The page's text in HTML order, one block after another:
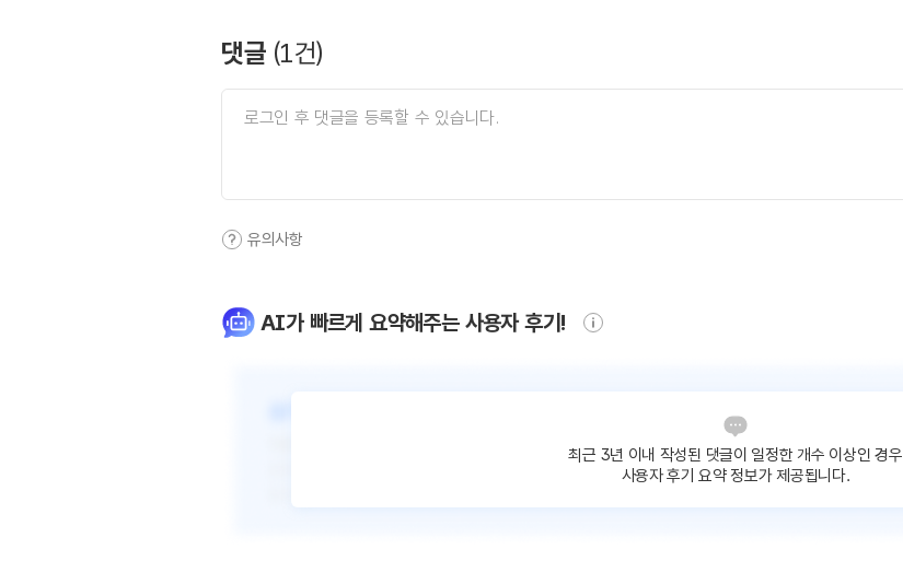
댓글 (1건)
유의사항
AI가 빠르게 요약해주는 사용자 후기!
최근 3년 이내 작성된 댓글이 일정한 개수 이상인 경우
사용자 후기 요약 정보가 제공됩니다.